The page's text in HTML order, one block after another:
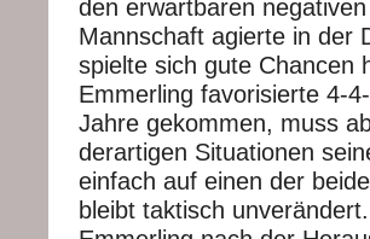
den erwartbaren
Mannschaft agierte in der
spielte sich gute Chancen
Emmerling favorisierte 4-
Jahre gekommen, muss
derartigen Situationen
einfach auf einen der
bleibt taktisch